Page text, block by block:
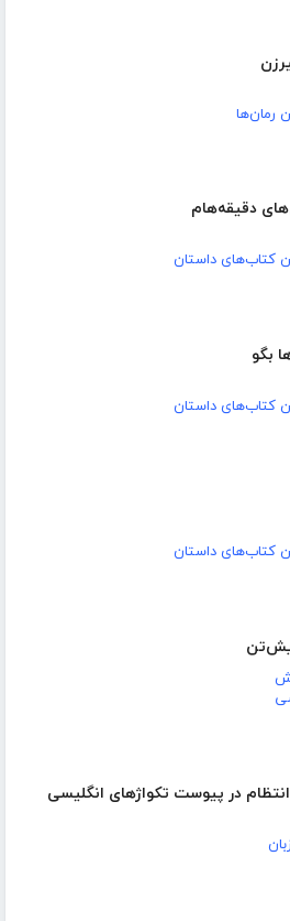
رمان‌ها
دقیقه‌هام
کتاب‌های داستان
بگو
کتاب‌های داستان
کتاب‌های داستان
در پیوست تکواژهای انگلیسی